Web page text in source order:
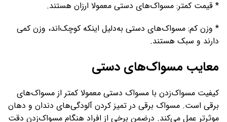
* قیمت کمتر: مسواک‌های دستی معمولا ارزان هستند.
* وزن کم: مسواک‌های دستی به‌دلیل اینکه کوچک‌اند، وزن کمی
دارند و سبک هستند.
معایب مسواک‌های دستی
کیفیت مسواک‌زدن با مسواک دستی معمولا کمتر از مسواک‌های
برقی است. مسواک برقی در تمیز کردن آلودگی‌های دندان و دهان
موثرتر عمل می‌کند. درضمن برخی از افراد هنگام مسواک‌زدن دقت